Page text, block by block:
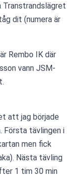
Transtrandslägret
dit (numera är
Rembo IK där
vann JSM-
att jag började
Första tävlingen i
men fick
Nästa tävling
1 tim 30 min